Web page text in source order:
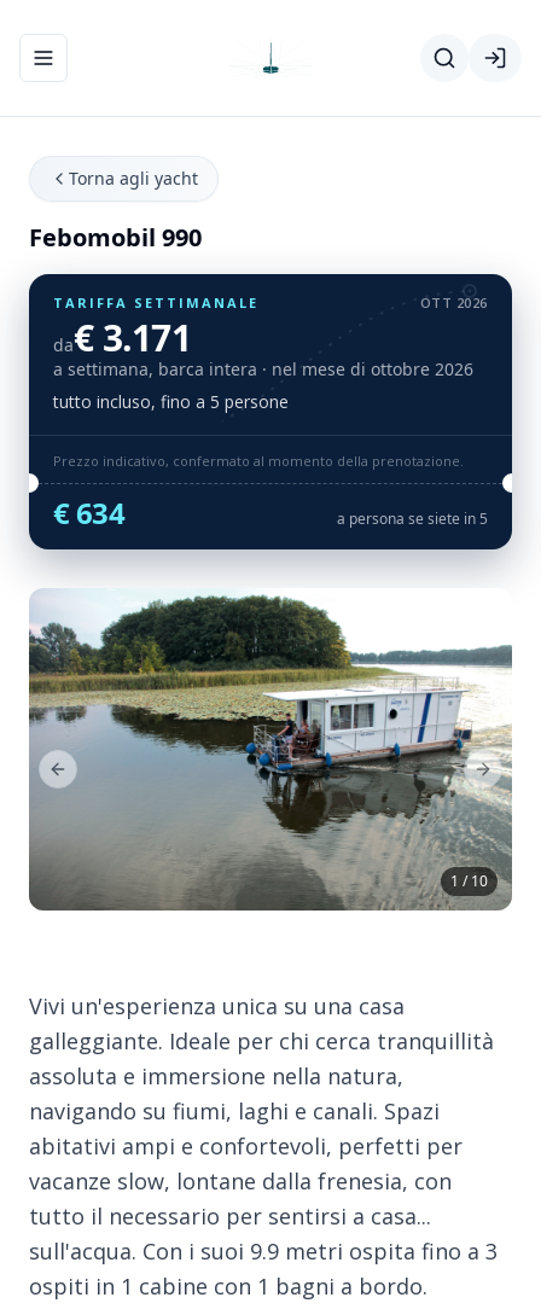
Apri/chiudi menu di navigazione
Torna agli yacht
Febomobil 990
TARIFFA SETTIMANALE OTT 2026
da€ 3.171
a settimana, barca intera · nel mese di ottobre 2026
tutto incluso, fino a 5 persone
Prezzo indicativo, confermato al momento della prenotazione.
€ 634 a persona se siete in 5
1 / 10
Previous Slide Next
Vivi un'esperienza unica su una casa
galleggiante. Ideale per chi cerca tranquillità
assoluta e immersione nella natura,
navigando su fiumi, laghi e canali. Spazi
abitativi ampi e confortevoli, perfetti per
vacanze slow, lontane dalla frenesia, con
tutto il necessario per sentirsi a casa...
sull'acqua. Con i suoi 9.9 metri ospita fino a 3
ospiti in 1 cabine con 1 bagni a bordo.